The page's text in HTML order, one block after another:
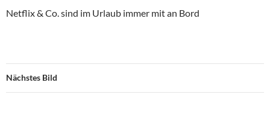
Netflix & Co. sind im Urlaub immer mit an Bord
Nächstes Bild